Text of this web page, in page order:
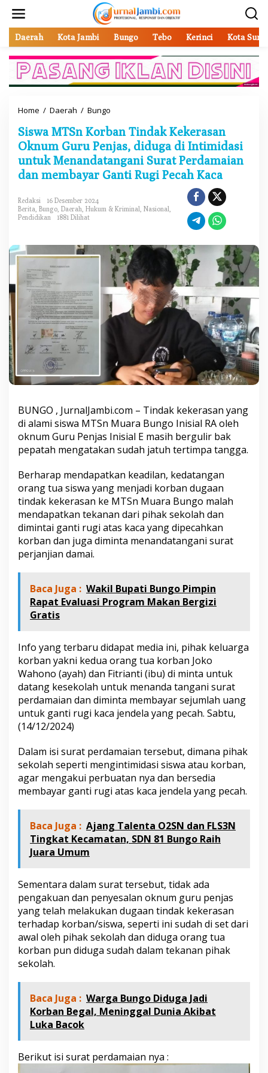
Daerah Kota Jambi Bungo Tebo Kerinci Kota
Home / Daerah / Bungo
s
w
a
M
T
K
a
n
T
n
d
a
e
r
a
n
O
n
m
G
u
u
P
e
s
,
d
g
a
d
I
n
t
d
a
s
i
t
u
k
a
n
d
t
a
n
i
S
u
P
Siswa MTSn Korban Tindak Kekerasan
Oknum Guru Penjas, diduga di Intimidasi
untuk Menandatangani Surat Perdamaian
dan membayar Ganti Rugi Pecah Kaca
Redaksi
16 Desember 2024
Berita Bungo Daerah Hukum & Kriminal Nasional
Pendidikan
1881 Dilihat
BUNGO , JurnalJambi.com – Tindak kekerasan yang
di alami siswa MTSn Muara Bungo Inisial RA oleh
oknum Guru Penjas Inisial E masih bergulir bak
pepatah mengatakan sudah jatuh tertimpa tangga.
Berharap mendapatkan keadilan, kedatangan
orang tua siswa yang menjadi korban dugaan
tindak kekerasan ke MTSn Muara Bungo malah
mendapatkan tekanan dari pihak sekolah dan
dimintai ganti rugi atas kaca yang dipecahkan
korban dan juga diminta menandatangani surat
perjanjian damai.
Baca Juga : Wakil Bupati Bungo Pimpin
Rapat Evaluasi Program Makan Bergizi
Gratis
Info yang terbaru didapat media ini, pihak keluarga
korban yakni kedua orang tua korban Joko
Wahono (ayah) dan Fitrianti (ibu) di minta untuk
datang kesekolah untuk menanda tangani surat
perdamaian dan diminta membayar sejumlah uang
untuk ganti rugi kaca jendela yang pecah. Sabtu,
(14/12/2024)
Dalam isi surat perdamaian tersebut, dimana pihak
sekolah seperti mengintimidasi siswa atau korban,
agar mengakui perbuatan nya dan bersedia
membayar ganti rugi atas kaca jendela yang pecah.
Baca Juga : Ajang Talenta O2SN dan FLS3N
Tingkat Kecamatan, SDN 81 Bungo Raih
Juara Umum
Sementara dalam surat tersebut, tidak ada
pengakuan dan penyesalan oknum guru penjas
yang telah melakukan dugaan tindak kekerasan
terhadap korban/siswa, seperti ini sudah di set dari
awal oleh pihak sekolah dan diduga orang tua
korban pun diduga sudah dalam tekanan pihak
sekolah.
Baca Juga : Warga Bungo Diduga Jadi
Korban Begal, Meninggal Dunia Akibat
Luka Bacok
Berikut isi surat perdamaian nya :